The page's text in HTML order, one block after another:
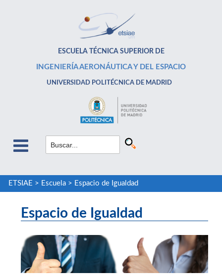
ESCUELA TÉCNICA SUPERIOR DE
INGENIERÍA AERONÁUTICA Y DEL ESPACIO
UNIVERSIDAD POLITÉCNICA DE MADRID
ETSIAE > Escuela> Espacio de Igualdad
Espacio de Igualdad